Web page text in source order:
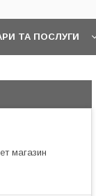
ТА ПОСЛУГИ
магазин